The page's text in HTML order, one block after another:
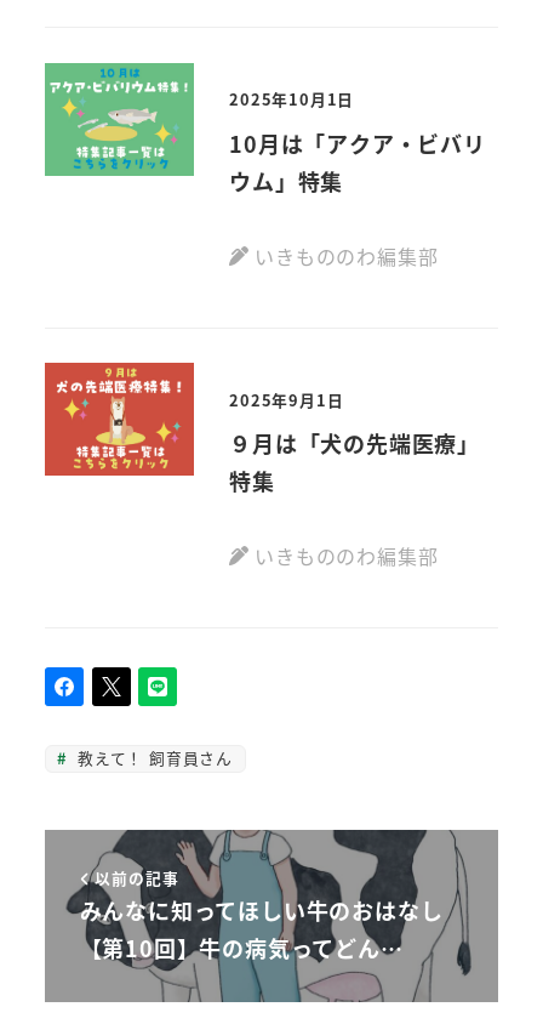
2025年10月1日
10月は「アクア・ビバリ
ウム」特集
いきもののわ編集部
2025年9月1日
９月は「犬の先端医療」
特集
いきもののわ編集部
教えて！ 飼育員さん
以前の記事
みんなに知ってほしい牛のおはなし
【第10回】牛の病気ってどん…